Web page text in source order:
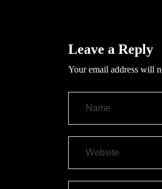
Leave a Reply
Your email address will